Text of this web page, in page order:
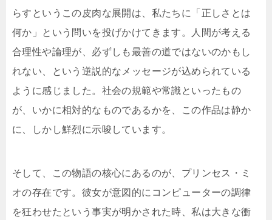
らすというこの皮肉な展開は、私たちに「正しさとは
何か」という問いを投げかけてきます。人間が考える
合理性や論理が、必ずしも最善の道ではないのかもし
れない、という逆説的なメッセージが込められている
ように感じました。社会の規範や常識といったもの
が、いかに相対的なものであるかを、この作品は静か
に、しかし鮮烈に示唆しています。
そして、この物語の核心にあるのが、プリンセス・ミ
オの存在です。彼女が意図的にコンピューターの調律
を狂わせたという事実が明かされた時、私は大きな衝